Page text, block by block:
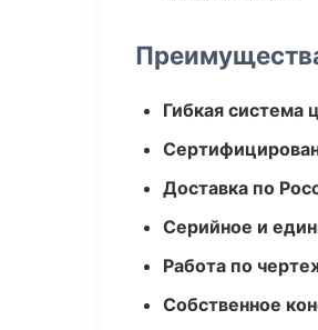
Гибкая система
Доставка по
Серийное и
Работа по
Собственное